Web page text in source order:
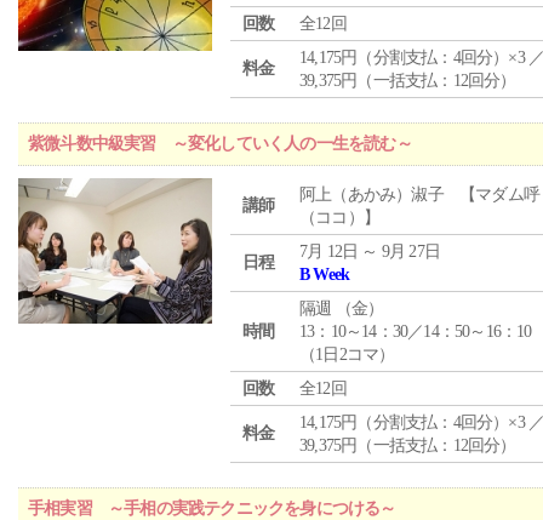
回数
全12回
料金
14,175円（分割支払：4回分）×3
39,375円（一括支払：12回分）
紫微斗数中級実習 ～変化していく人の一生を読む～
講師
阿上（あかみ）淑子 【マダム呼
（ココ）】
日程
7月 12日 ～ 9月 27日
B Week
時間
隔週 （金）
13：10～14：30／14：50～16：10
（1日2コマ）
回数
全12回
料金
14,175円（分割支払：4回分）×3
39,375円（一括支払：12回分）
手相実習 ～手相の実践テクニックを身につける～